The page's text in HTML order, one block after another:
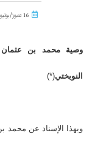
16 تموز/يوليو 2009
وصية محمد بن عثمان
النوبختي(*)
وبهذا الإسناد عن